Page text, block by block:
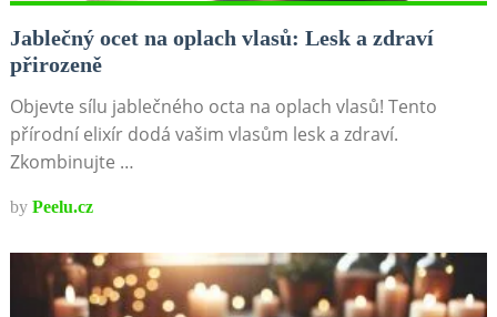
Jablečný ocet na oplach vlasů: Lesk a zdraví
přirozeně
Objevte sílu jablečného octa na oplach vlasů! Tento
přírodní elixír dodá vašim vlasům lesk a zdraví.
Zkombinujte …
by Peelu.cz